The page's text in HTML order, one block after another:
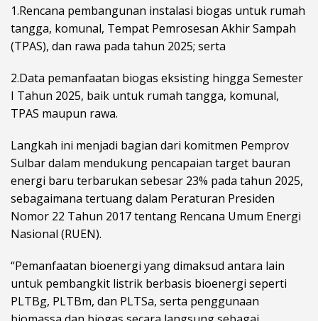
1.Rencana pembangunan instalasi biogas untuk rumah
tangga, komunal, Tempat Pemrosesan Akhir Sampah
(TPAS), dan rawa pada tahun 2025; serta
2.Data pemanfaatan biogas eksisting hingga Semester
I Tahun 2025, baik untuk rumah tangga, komunal,
TPAS maupun rawa.
Langkah ini menjadi bagian dari komitmen Pemprov
Sulbar dalam mendukung pencapaian target bauran
energi baru terbarukan sebesar 23% pada tahun 2025,
sebagaimana tertuang dalam Peraturan Presiden
Nomor 22 Tahun 2017 tentang Rencana Umum Energi
Nasional (RUEN).
“Pemanfaatan bioenergi yang dimaksud antara lain
untuk pembangkit listrik berbasis bioenergi seperti
PLTBg, PLTBm, dan PLTSa, serta penggunaan